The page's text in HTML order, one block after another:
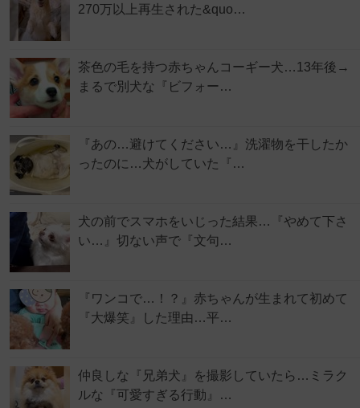
270万以上再生された&quo…
茶色の毛を持つ赤ちゃんコーギー犬…13年後→
まるで別犬な『ビフォー…
『あの…避けてください…』洗濯物を干したか
ったのに…犬がしていた『…
犬の前でスマホをいじった結果…『やめて下さ
い…』切ない声で『文句…
『ワンコで…！？』赤ちゃんが生まれて初めて
『大爆笑』した理由…平…
仲良しな『兄弟犬』を撮影していたら…ミラク
ルな『可愛すぎる行動』…